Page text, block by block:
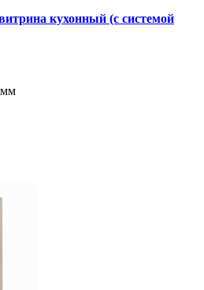
кухонный (с системой
мм